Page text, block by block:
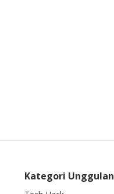
Kategori Unggulan